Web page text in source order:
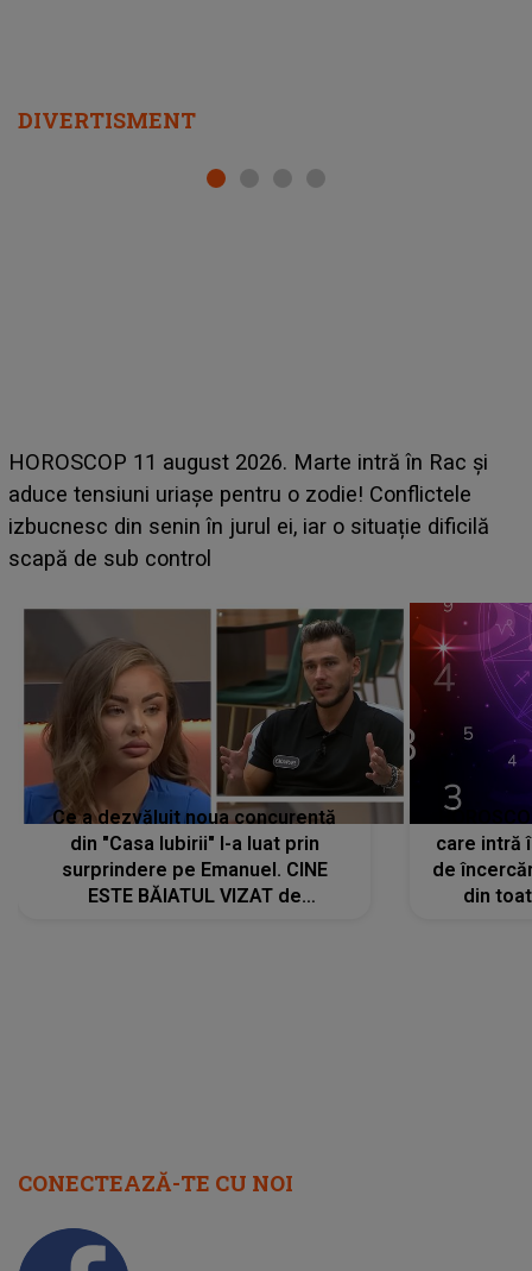
DIVERTISMENT
HOROSCOP de weekend, 8-9 august 2026. Zodia
care riscă să rămână fără bani. O decizie luată în
grabă îi aduce pierderi semnificative și îi dă toate
planurile peste cap
Ce a dezvăluit noua concurentă
din "Casa Iubirii" l-a luat prin
surprindere pe Emanuel. CINE
ESTE BĂIATUL VIZAT de
care intră
de
din
CONECTEAZĂ-TE CU NOI